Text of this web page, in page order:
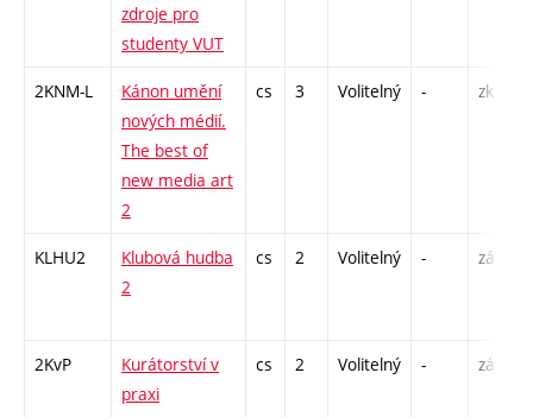
zdroje pro
studenty VUT
2KNM-L
Kánon umění
nových médií.
The best of
new media art
2
cs 3 Volitelný - zk
KLHU2
Klubová hudba
2
cs 2 Volitelný - zá
2KvP
Kurátorství v
praxi
cs 2 Volitelný - zá